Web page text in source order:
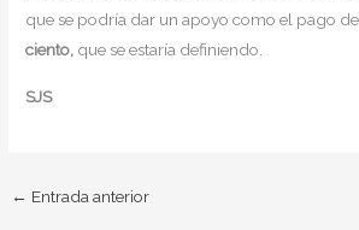
que se podría dar un apoyo como el pago
ciento, que se estaría definiendo.
SJS
← Entrada anterior